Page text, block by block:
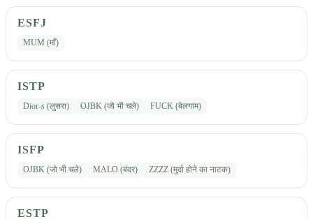
ESFJ
MUM (माँ)
ISTP
Dior-s (लुसरा) OJBK (जो भी चले) FUCK (बेलगाम)
ISFP
OJBK (जो भी चले) MALO (बंदर) ZZZZ (मुर्दा होने का नाटक)
ESTP